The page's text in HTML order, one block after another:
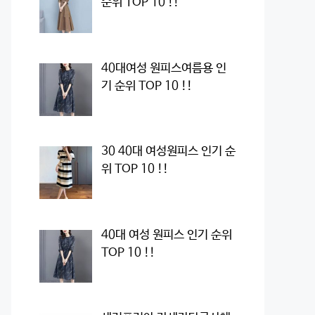
순위 TOP 10 !!
40대여성 원피스여름용 인
기 순위 TOP 10 !!
30 40대 여성원피스 인기 순
위 TOP 10 !!
40대 여성 원피스 인기 순위
TOP 10 !!